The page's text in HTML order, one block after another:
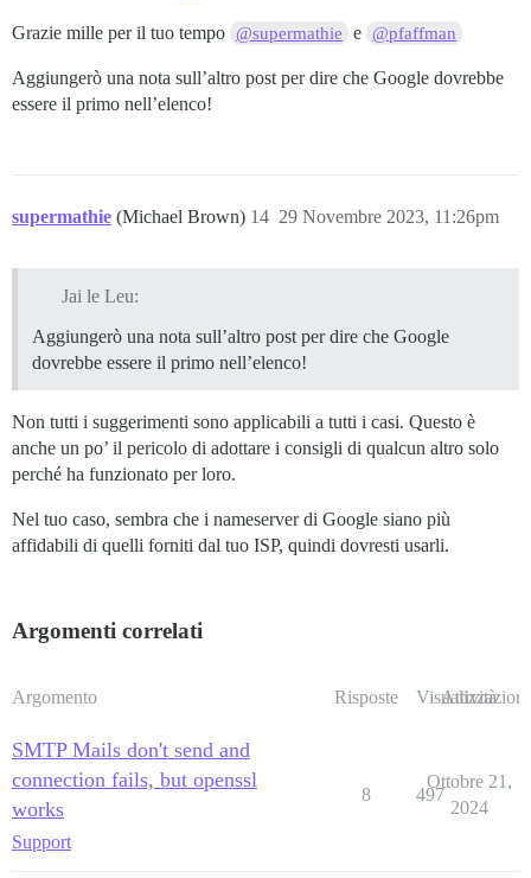
Grazie mille per il tuo tempo @supermathie e @pfaffman
Aggiungerò una nota sull’altro post per dire che Google dovrebbe
essere il primo nell’elenco!
supermathie (Michael Brown) 29 Novembre 2023, 11:26pm
14
Jai le Leu:
Aggiungerò una nota sull’altro post per dire che Google
dovrebbe essere il primo nell’elenco!
Non tutti i suggerimenti sono applicabili a tutti i casi. Questo è
anche un po’ il pericolo di adottare i consigli di qualcun altro solo
perché ha funzionato per loro.
Nel tuo caso, sembra che i nameserver di Google siano più
affidabili di quelli forniti dal tuo ISP, quindi dovresti usarli.
Argomenti correlati
Argomento Risposte Visualizzazioni
Attività
SMTP Mails don't send and
connection fails, but openssl
works
Support
8 497
Ottobre 21,
2024